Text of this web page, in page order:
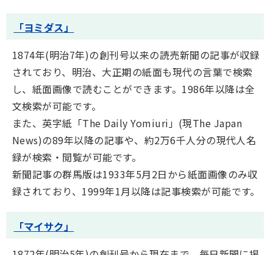
「ヨミダス」
1874年(明治7年)の創刊号以来の読売新聞の記事が収録
されており、明治、大正期の紙面も現代の言葉で検索
し、紙面画像で読むことができます。1986年以降は全
文検索が可能です。
また、英字紙「The Daily Yomiuri」(現The Japan
News)の89年以降の記事や、約2万6千人分の現代人名
録が検索・閲覧が可能です。
新聞記事の群馬版は1933年5月2日から紙面画像のみ収
録されており、1999年1月以降は記事検索が可能です。
「マイサク」